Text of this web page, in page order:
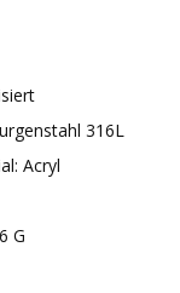
316L
Acryl
G